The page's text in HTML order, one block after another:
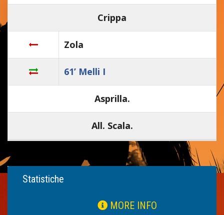
Crippa
Zola
61’ Melli I
Asprilla.
All. Scala.
Statistiche
MORE INFO